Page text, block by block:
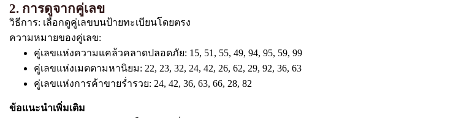
2. การดูจากคู่เลข
วิธีการ: เลือกดูคู่เลขบนป้ายทะเบียนโดยตรง
ความหมายของคู่เลข:
คู่เลขแห่งความแคล้วคลาดปลอดภัย: 15, 51, 55, 49, 94, 95, 59, 99
คู่เลขแห่งเมตตามหานิยม: 22, 23, 32, 24, 42, 26, 62, 29, 92, 36, 63
คู่เลขแห่งการค้าขายร่ำรวย: 24, 42, 36, 63, 66, 28, 82
ข้อแนะนำเพิ่มเติม